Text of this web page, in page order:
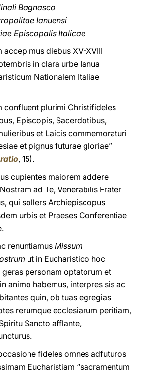
Bagnasco
Ianuensi
Episcopalis Italicae
accepimus diebus XV-XVIII
in clara urbe Ianua
Nationalem Italiae
confluent plurimi Christifideles
Episcopis, Sacerdotibus,
et Laicis commemoraturi
et pignus futurae gloriae”
, 15).
cupientes maiorem addere
ad Te, Venerabilis Frater
qui sollers Archiepiscopus
urbis et Praeses Conferentiae
renuntiamus Missum
ut in Eucharistico hoc
personam optatorum et
animo habemus, interpres sis ac
quin, ob tuas egregias
rerumque ecclesiarum peritiam,
Sancto afflante,
fideles omnes adfuturos
Eucharistiam “sacramentum